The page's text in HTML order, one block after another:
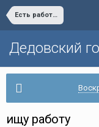
Есть работа!
Дедовский
ищу работу